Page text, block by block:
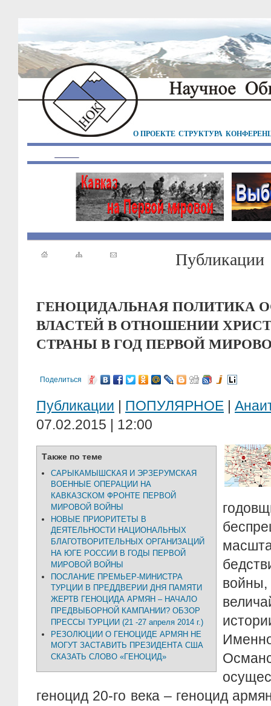
О ПРОЕКТЕ СТРУКТУРА
Публикации
ГЕНОЦИДАЛЬНАЯ ПОЛИТИКА
ВЛАСТЕЙ В ОТНОШЕНИИ
СТРАНЫ В ГОД ПЕРВОЙ
Поделиться
Публикации | ПОПУЛЯРНОЕ |
07.02.2015 | 12:00
Также по теме
САРЫКАМЫШСКАЯ И ЭРЗЕРУМСКАЯ
ВОЕННЫЕ ОПЕРАЦИИ НА
КАВКАЗСКОМ ФРОНТЕ ПЕРВОЙ
МИРОВОЙ ВОЙНЫ
НОВЫЕ ПРИОРИТЕТЫ В
ДЕЯТЕЛЬНОСТИ НАЦИОНАЛЬНЫХ
БЛАГОТВОРИТЕЛЬНЫХ ОРГАНИЗАЦИЙ
НА ЮГЕ РОССИИ В ГОДЫ ПЕРВОЙ
МИРОВОЙ ВОЙНЫ
ПОСЛАНИЕ ПРЕМЬЕР-МИНИСТРА
ТУРЦИИ В ПРЕДДВЕРИИ ДНЯ ПАМЯТИ
ЖЕРТВ ГЕНОЦИДА АРМЯН – НАЧАЛО
ПРЕДВЫБОРНОЙ КАМПАНИИ? ОБЗОР
ПРЕССЫ ТУРЦИИ (21 -27 апреля 2014 г.)
РЕЗОЛЮЦИИ О ГЕНОЦИДЕ АРМЯН НЕ
МОГУТ ЗАСТАВИТЬ ПРЕЗИДЕНТА США
СКАЗАТЬ СЛОВО «ГЕНОЦИД»
геноцид 20-го века – геноцид